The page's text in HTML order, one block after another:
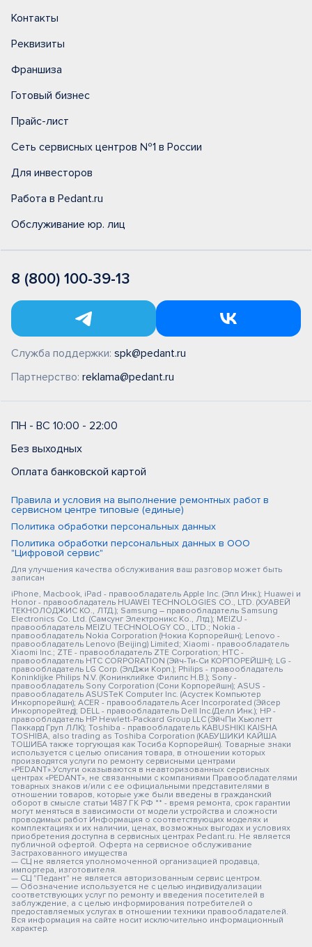
Контакты
Реквизиты
Франшиза
Готовый бизнес
Прайс-лист
Сеть сервисных центров №1 в России
Для инвесторов
Работа в Pedant.ru
Обслуживание юр. лиц
8 (800) 100-39-13
Служба поддержки: spk@pedant.ru
Партнерство: reklama@pedant.ru
ПН - ВС 10:00 - 22:00
Без выходных
Оплата банковской картой
Правила и условия на выполнение ремонтных работ в
сервисном центре типовые (единые)
Политика обработки персональных данных
Политика обработки персональных данных в ООО
"Цифровой сервис"
Для улучшения качества обслуживания ваш разговор может быть
записан
iPhone, Macbook, iPad - правообладатель Apple Inc. (Эпл Инк.); Huawei и
Honor - правообладатель HUAWEI TECHNOLOGIES CO., LTD. (ХУАВЕЙ
ТЕКНОЛОДЖИС КО., ЛТД.); Samsung – правообладатель Samsung
Electronics Co. Ltd. (Самсунг Электроникс Ко., Лтд.); MEIZU -
правообладатель MEIZU TECHNOLOGY CO., LTD.; Nokia -
правообладатель Nokia Corporation (Нокиа Корпорейшн); Lenovo -
правообладатель Lenovo (Beijing) Limited; Xiaomi - правообладатель
Xiaomi Inc.; ZTE - правообладатель ZTE Corporation; HTC -
правообладатель HTC CORPORATION (Эйч-Ти-Си КОРПОРЕЙШН); LG -
правообладатель LG Corp. (ЭлДжи Корп.); Philips - правообладатель
Koninklijke Philips N.V. (Конинклийке Филипс Н.В.); Sony -
правообладатель Sony Corporation (Сони Корпорейшн); ASUS -
правообладатель ASUSTeK Computer Inc. (Асустек Компьютер
Инкорпорейшн); ACER - правообладатель Acer Incorporated (Эйсер
Инкорпорейтед); DELL - правообладатель Dell Inc.(Делл Инк.); HP -
правообладатель HP Hewlett-Packard Group LLC (ЭйчПи Хьюлетт
Паккард Груп ЛЛК); Toshiba - правообладатель KABUSHIKI KAISHA
TOSHIBA, also trading as Toshiba Corporation (КАБУШИКИ КАЙША
ТОШИБА также торгующая как Тосиба Корпорейшн). Товарные знаки
используется с целью описания товара, в отношении которых
производятся услуги по ремонту сервисными центрами
«PEDANT».Услуги оказываются в неавторизованных сервисных
центрах «PEDANT», не связанными с компаниями Правообладателями
товарных знаков и/или с ее официальными представителями в
отношении товаров, которые уже были введены в гражданский
оборот в смысле статьи 1487 ГК РФ ** - время ремонта, срок гарантии
могут меняться в зависимости от модели устройства и сложности
проводимых работ Информация о соответствующих моделях и
комплектациях и их наличии, ценах, возможных выгодах и условиях
приобретения доступна в сервисных центрах Pedant.ru. Не является
публичной офертой. Оферта на сервисное обслуживание
Застрахованного имущества
— СЦ не является уполномоченной организацией продавца,
импортера, изготовителя.
— СЦ "Педант" не является авторизованным сервис центром.
— Обозначение используется не с целью индивидуализации
соответствующих услуг по ремонту и введения посетителей в
заблуждение, а с целью информирования потребителей о
предоставляемых услугах в отношении техники правообладателей.
Вся информация на сайте носит исключительно информационный
характер.